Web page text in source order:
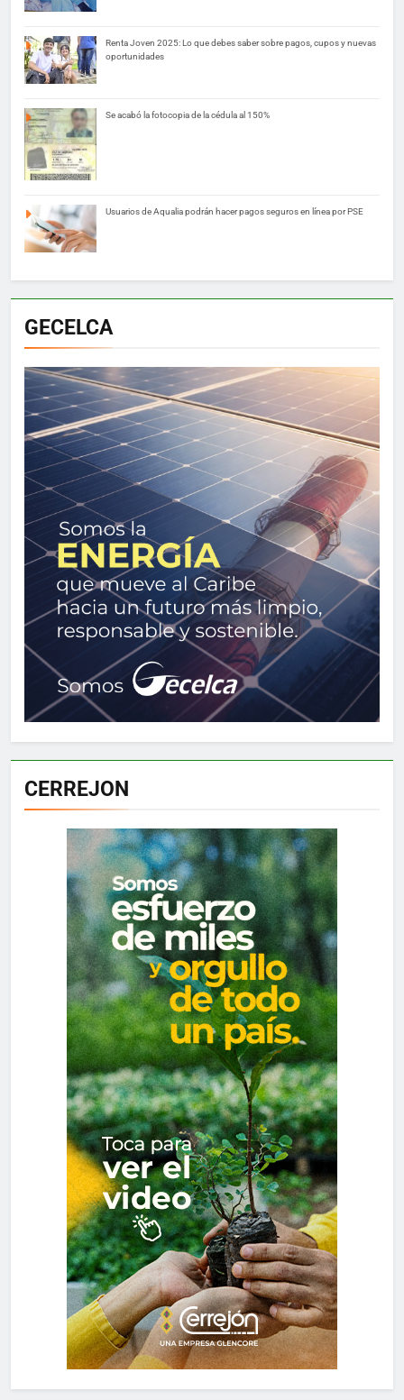
Renta Joven 2025: Lo que debes saber sobre pagos, cupos y nuevas
oportunidades
Se acabó la fotocopia de la cédula al 150%
Usuarios de Aqualia podrán hacer pagos seguros en línea por PSE
GECELCA
CERREJON